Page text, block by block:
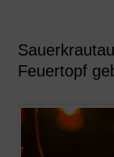
Feuertopf